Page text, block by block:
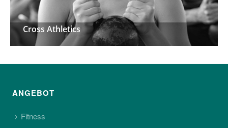
Cross Athletics
Cross Athletics
ANGEBOT
Fitness